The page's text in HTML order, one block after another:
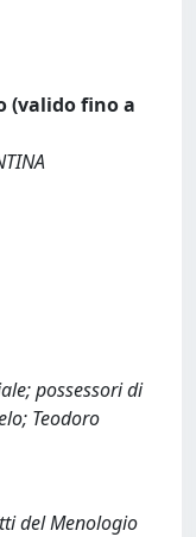
(valido fino a
possessori di
Teodoro
del Menologio